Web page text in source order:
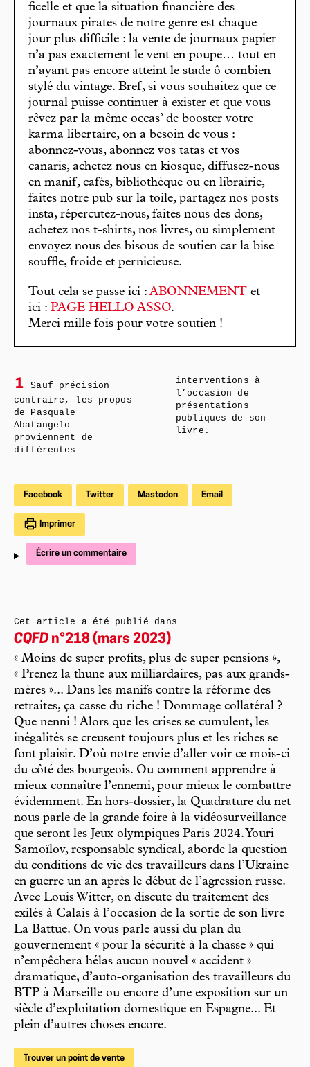
ficelle et que la situation financière des
journaux pirates de notre genre est chaque
jour plus difficile : la vente de journaux papier
n’a pas exactement le vent en poupe… tout en
n’ayant pas encore atteint le stade ô combien
stylé du vintage. Bref, si vous souhaitez que ce
journal puisse continuer à exister et que vous
rêvez par la même occas’ de booster votre
karma libertaire, on a besoin de vous :
abonnez-vous, abonnez vos tatas et vos
canaris, achetez nous en kiosque, diffusez-nous
en manif, cafés, bibliothèque ou en librairie,
faites notre pub sur la toile, partagez nos posts
insta, répercutez-nous, faites nous des dons,
achetez nos t-shirts, nos livres, ou simplement
envoyez nous des bisous de soutien car la bise
souffle, froide et pernicieuse.
Tout cela se passe ici : ABONNEMENT et
ici : PAGE HELLO ASSO.
Merci mille fois pour votre soutien !
1
Sauf précision
contraire, les propos
de Pasquale
Abatangelo
proviennent de
différentes
interventions à
l’occasion de
présentations
publiques de son
livre.
Facebook Twitter Mastodon Email
Imprimer
Écrire un commentaire
Cet article a été publié dans
CQFD n°218 (mars 2023)
« Moins de super profits, plus de super pensions »,
« Prenez la thune aux milliardaires, pas aux grands-
mères »... Dans les manifs contre la réforme des
retraites, ça casse du riche ! Dommage collatéral ?
Que nenni ! Alors que les crises se cumulent, les
inégalités se creusent toujours plus et les riches se
font plaisir. D’où notre envie d’aller voir ce mois-ci
du côté des bourgeois. Ou comment apprendre à
mieux connaître l’ennemi, pour mieux le combattre
évidemment. En hors-dossier, la Quadrature du net
nous parle de la grande foire à la vidéosurveillance
que seront les Jeux olympiques Paris 2024. Youri
Samoïlov, responsable syndical, aborde la question
du conditions de vie des travailleurs dans l’Ukraine
en guerre un an après le début de l’agression russe.
Avec Louis Witter, on discute du traitement des
exilés à Calais à l’occasion de la sortie de son livre
La Battue. On vous parle aussi du plan du
gouvernement « pour la sécurité à la chasse » qui
n’empêchera hélas aucun nouvel « accident »
dramatique, d’auto-organisation des travailleurs du
BTP à Marseille ou encore d’une exposition sur un
siècle d’exploitation domestique en Espagne... Et
plein d’autres choses encore.
Trouver un point de vente